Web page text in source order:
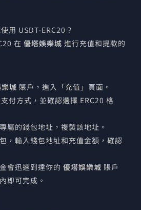
用 USDT-ERC20？
在 優塔娛樂城 進行充值和提款的
城 賬戶，進入「充值」頁面。
付方式，並確認選擇 ERC20 格
屬的錢包地址，複製該地址。
，輸入錢包地址和充值金額，確認
會迅速到達你的 優塔娛樂城 賬戶
即可完成。